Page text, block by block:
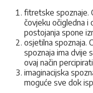
fitretske spoznaje.
čovjeku očigledna i
postojanja spone
osjetilna spoznaja.
spoznaja ima dvije
ovaj način
imaginacijska
moguće sve dok